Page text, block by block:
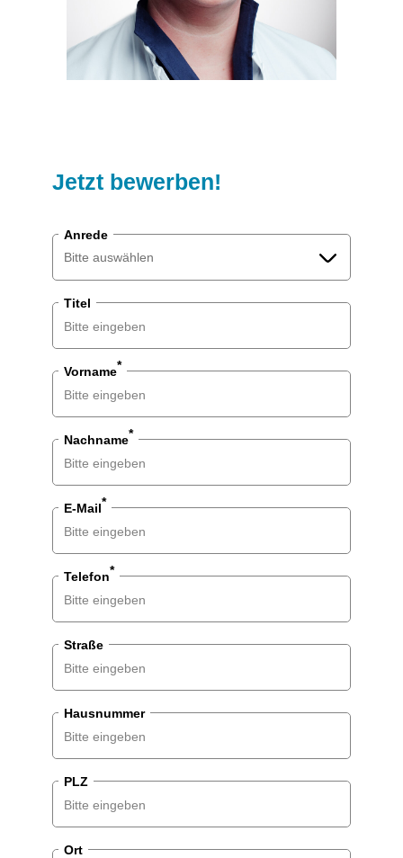
Jetzt bewerben!
Anrede
Bitte auswählen
Bitte auswählen
Titel
Vorname*
Nachname*
E-Mail*
Telefon*
Straße
Hausnummer
PLZ
Ort